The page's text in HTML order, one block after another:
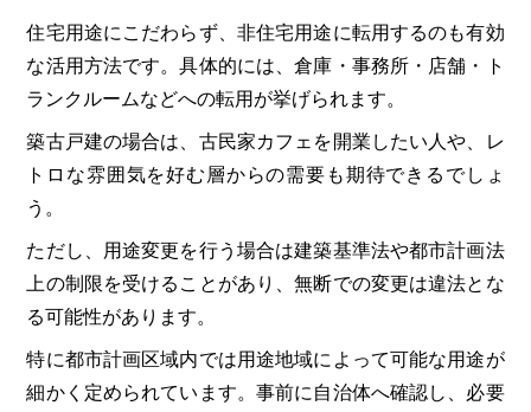
住宅用途にこだわらず、非住宅用途に転用するのも有効
な活用方法です。具体的には、倉庫・事務所・店舗・ト
ランクルームなどへの転用が挙げられます。
築古戸建の場合は、古民家カフェを開業したい人や、レ
トロな雰囲気を好む層からの需要も期待できるでしょ
う。
ただし、用途変更を行う場合は建築基準法や都市計画法
上の制限を受けることがあり、無断での変更は違法とな
る可能性があります。
特に都市計画区域内では用途地域によって可能な用途が
細かく定められています。事前に自治体へ確認し、必要